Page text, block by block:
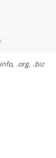
.org, .biz